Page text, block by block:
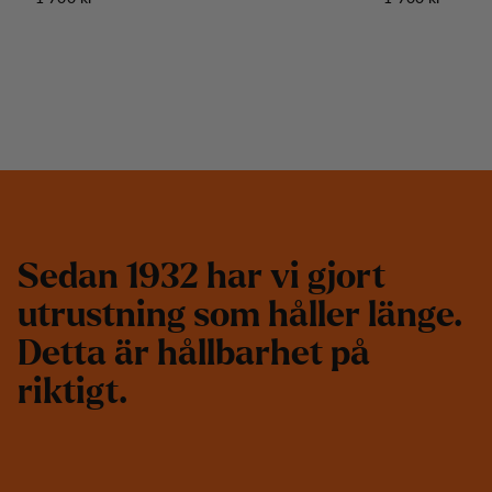
Sedan 1932 har vi gjort
utrustning som håller länge.
Detta är hållbarhet på
riktigt.